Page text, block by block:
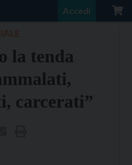
Accedi
la tenda
carcerati”